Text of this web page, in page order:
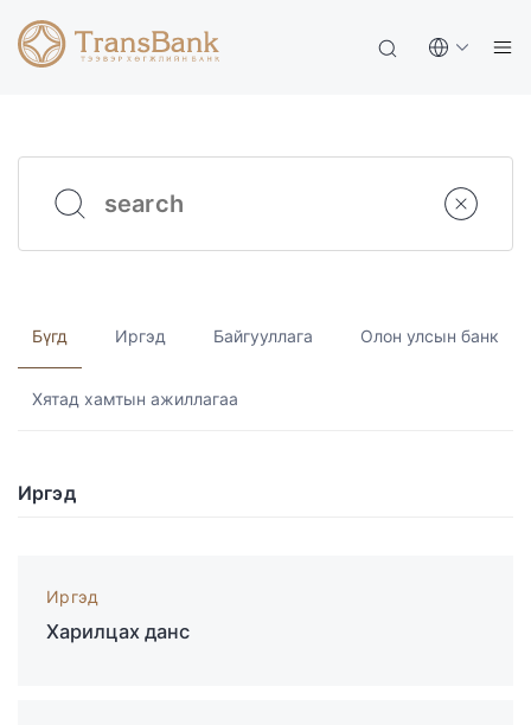
Бүгд Иргэд Байгууллага Олон улсын банк
Хятад хамтын ажиллагаа
Иргэд
Иргэд
Харилцах данс